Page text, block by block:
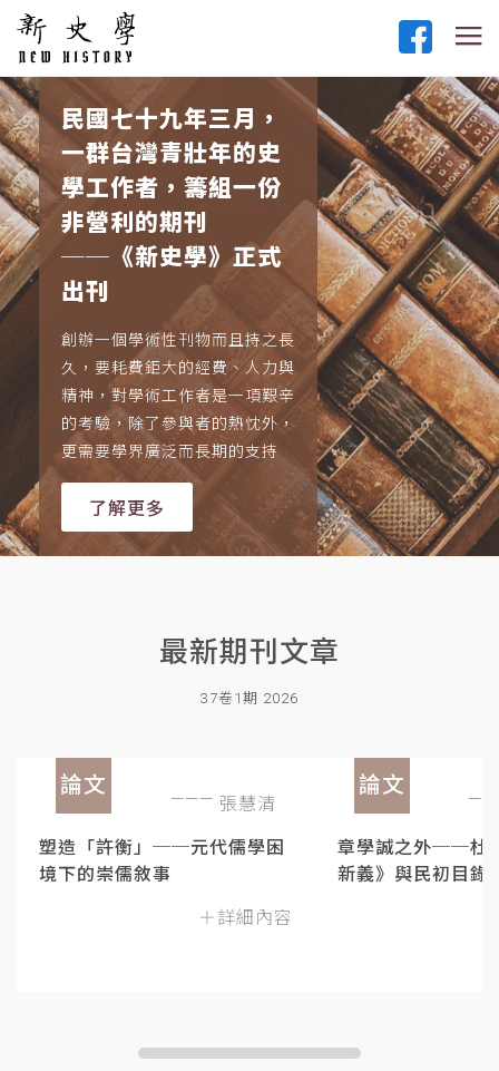
民國七十九年三月，
一群台灣青壯年的史
學工作者，籌組一份
非營利的期刊
──《新史學》正式
出刊
創辦一個學術性刊物而且持之長
久，要耗費鉅大的經費、人力與
精神，對學術工作者是一項艱辛
的考驗，除了參與者的熱忱外，
更需要學界廣泛而長期的支持
了解更多
最新期刊文章
37卷1期 2026
論文
張慧清
塑造「許衡」──元代儒學困
境下的崇儒敘事
＋詳細內容
論文
章學誠之外──杜
新義》與民初目錄